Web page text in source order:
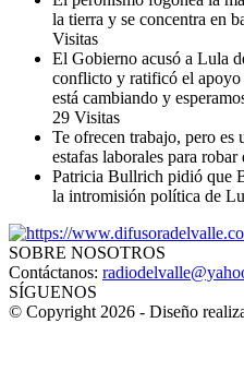
la tierra y se concentra en
Visitas
El Gobierno acusó a Lula
conflicto y ratificó el
está cambiando y
29 Visitas
Te ofrecen trabajo, pero es
estafas laborales para
Patricia Bullrich pidió que
la intromisión política de
SOBRE NOSOTROS
Contáctanos:
SÍGUENOS
© Copyright 2026 - Diseño